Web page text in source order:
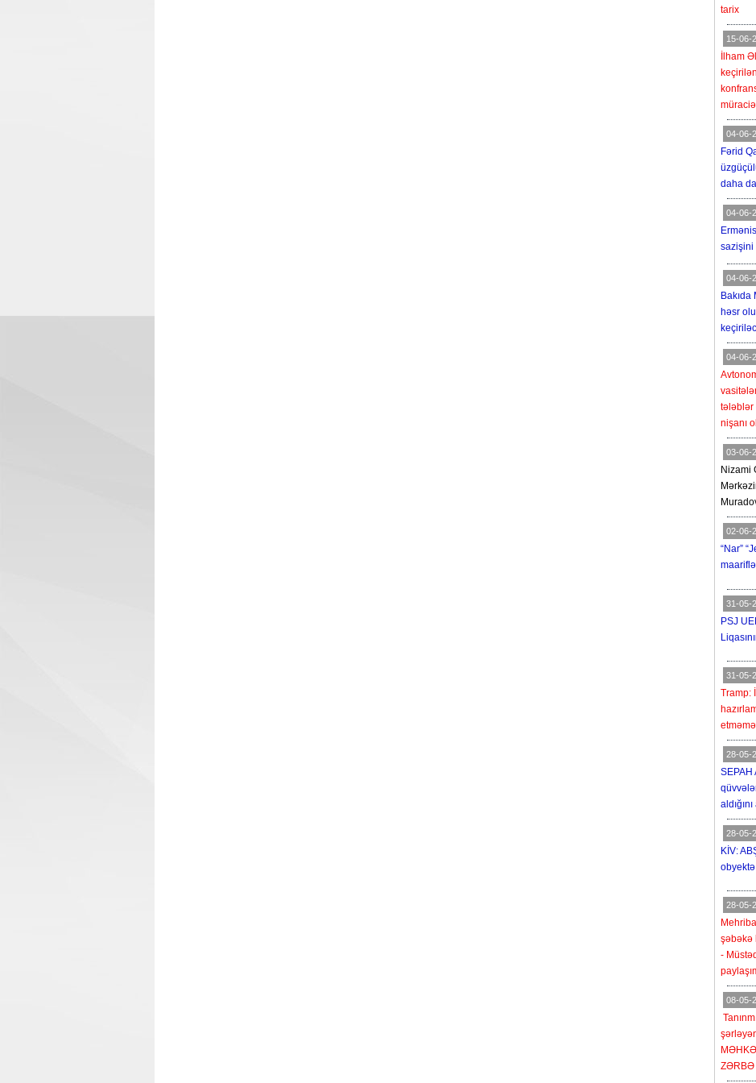
tarix
15-06-
İlham
04-06-
Fərid
daha
04-06-
sazişini
04-06-
həsr
04-06-
tələblər
nişanı
03-06-
Nizami
02-06-
“Nar”
31-05-
PSJ
31-05-
Tramp:
28-05-
SEPAH
28-05-
KİV:
28-05-
şəbəkə
-
08-05-
ZƏRBƏ